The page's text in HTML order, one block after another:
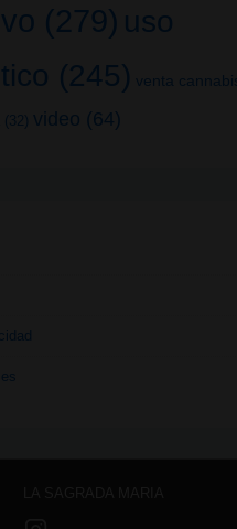
(279) uso
(245) venta cannabis
(32) video (64)